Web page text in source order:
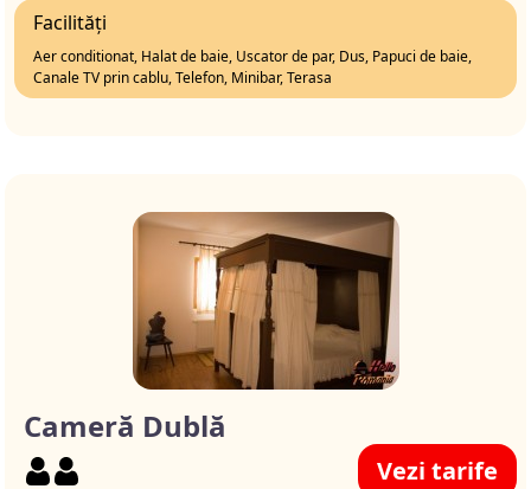
Facilități
Aer conditionat, Halat de baie, Uscator de par, Dus, Papuci de baie,
Canale TV prin cablu, Telefon, Minibar, Terasa
Cameră Dublă
Vezi tarife